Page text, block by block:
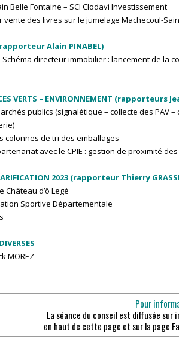
Belle Fontaine – SCI Clodavi Investissement
des livres sur le jumelage Machecoul-
Alain PINABEL)
Schéma directeur immobilier : lancement de la
VERTS – ENVIRONNEMENT (rapporteurs
publics (signalétique – collecte des PAV
colonnes de tri des emballages
avec le CPIE : gestion de proximité
2023 (rapporteur Thierry
Château d’ô Legé
Sportive Départementale
MOREZ
Pour
La séance du conseil est diffusée
en haut de cette page et sur la page